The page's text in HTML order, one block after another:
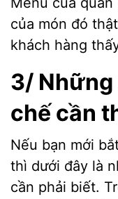
của món đó
khách hàng
3/ Những
chế cần
Nếu bạn mới
thì dưới đây là
cần phải biết.